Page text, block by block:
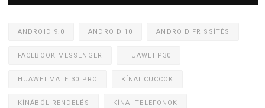
ANDROID 9.0 ANDROID 10 ANDROID FRISSÍTÉS
FACEBOOK MESSENGER HUAWEI P30
HUAWEI MATE 30 PRO KÍNAI CUCCOK
KÍNÁBÓL RENDELÉS KÍNAI TELEFONOK